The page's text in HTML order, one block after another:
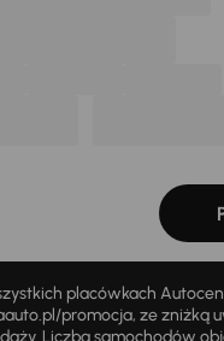
placówkach
promocja, ze
Liczba samochodów